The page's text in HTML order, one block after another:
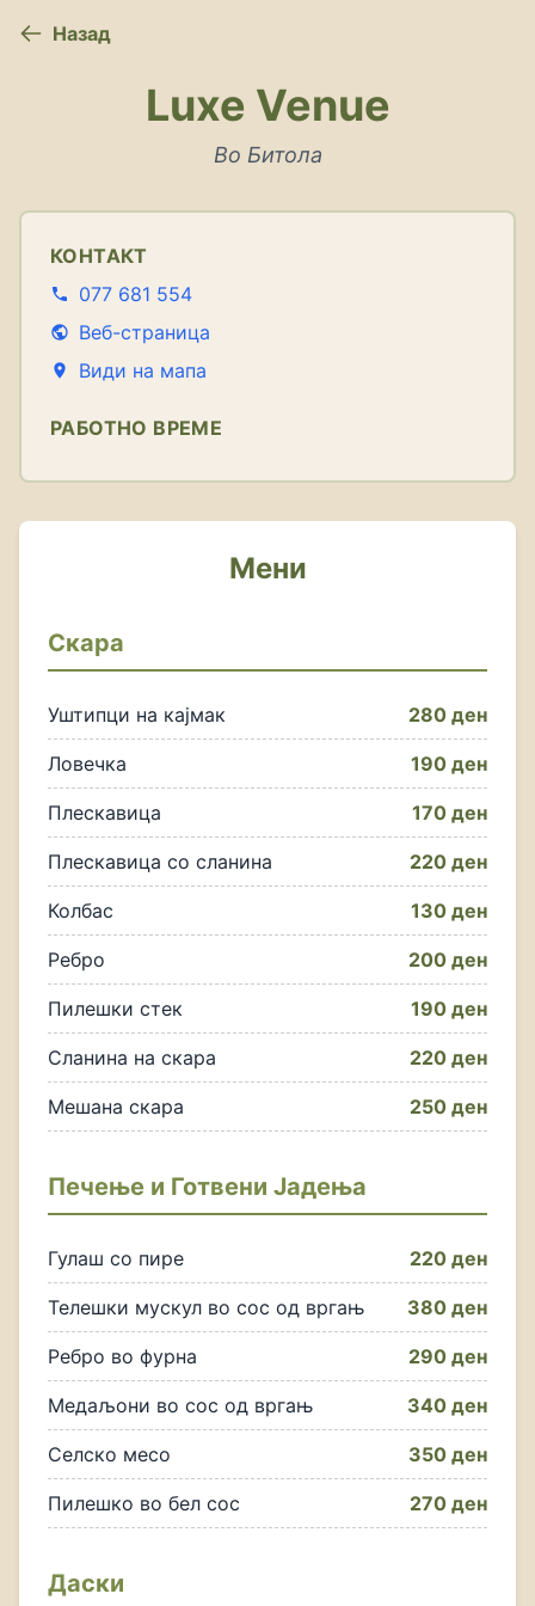
Назад
Luxe Venue
Во Битола
КОНТАКТ
077 681 554
Веб-страница
Види на мапа
РАБОТНО ВРЕМЕ
Мени
Скара
Уштипци на кајмак 280 ден
Ловечка 190 ден
Плескавица 170 ден
Плескавица со сланина 220 ден
Колбас 130 ден
Ребро 200 ден
Пилешки стек 190 ден
Сланина на скара 220 ден
Мешана скара 250 ден
Печење и Готвени Јадења
Гулаш со пире 220 ден
Телешки мускул во сос од вргањ 380 ден
Ребро во фурна 290 ден
Медаљони во сос од вргањ 340 ден
Селско месо 350 ден
Пилешко во бел сос 270 ден
Даски